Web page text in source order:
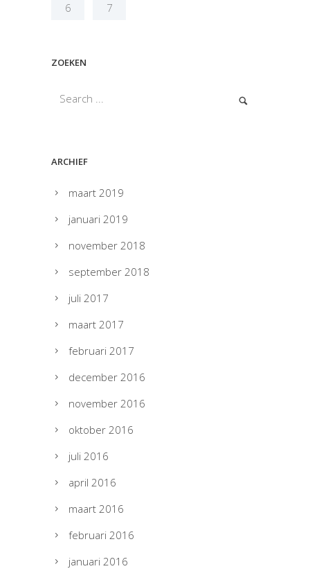
6
7
ZOEKEN
ARCHIEF
maart 2019
januari 2019
november 2018
september 2018
juli 2017
maart 2017
februari 2017
december 2016
november 2016
oktober 2016
juli 2016
april 2016
maart 2016
februari 2016
januari 2016